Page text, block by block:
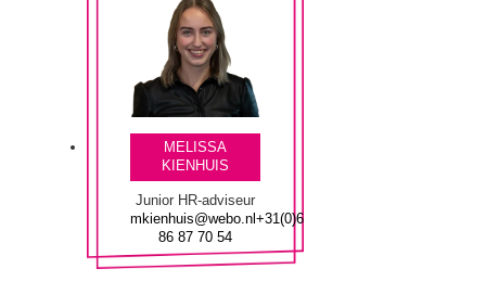
MELISSA
KIENHUIS
Junior HR-adviseur
mkienhuis@webo.nl +31(0)6
86 87 70 54